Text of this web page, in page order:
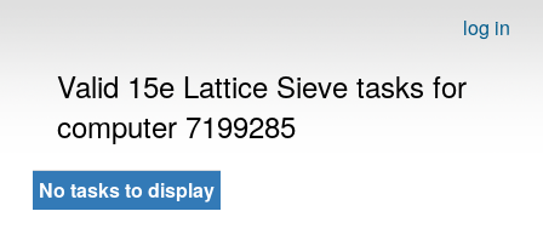
log in
Valid 15e Lattice Sieve tasks for
computer 7199285
No tasks to display